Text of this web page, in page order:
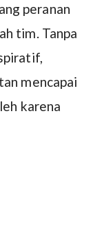
peranan
tim. Tanpa
mencapai
karena